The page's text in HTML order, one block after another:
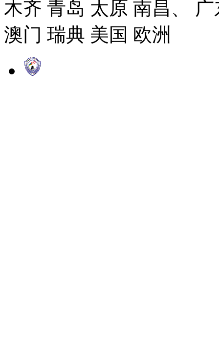
木齐 青岛 太原 南昌、
澳门 瑞典 美国 欧洲